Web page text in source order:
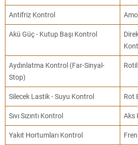
Antifriz Kontrol
Akü Güç - Kutup Başı Kontrol
Aydınlatma Kontrol (Far-Sinyal-
Stop)
Silecek Lastik - Suyu Kontrol Rot
Sıvı Sızıntı Kontrol Aks
Yakıt Hortumları Kontrol